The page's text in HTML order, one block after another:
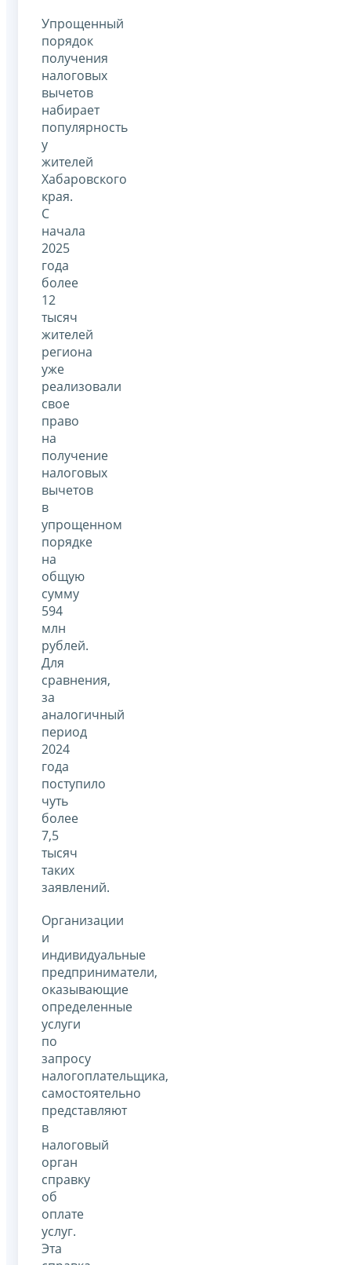
Упрощенный
порядок
получения
налоговых
вычетов
набирает
популярность
у
жителей
Хабаровского
края.
С
начала
2025
года
более
12
тысяч
жителей
региона
уже
реализовали
свое
право
на
получение
налоговых
вычетов
в
упрощенном
порядке
на
общую
сумму
594
млн
рублей.
Для
сравнения,
за
аналогичный
период
2024
года
поступило
чуть
более
7,5
тысяч
таких
заявлений.
Организации
и
индивидуальные
предприниматели,
оказывающие
определенные
услуги
по
запросу
налогоплательщика,
самостоятельно
представляют
в
налоговый
орган
справку
об
оплате
услуг.
Эта